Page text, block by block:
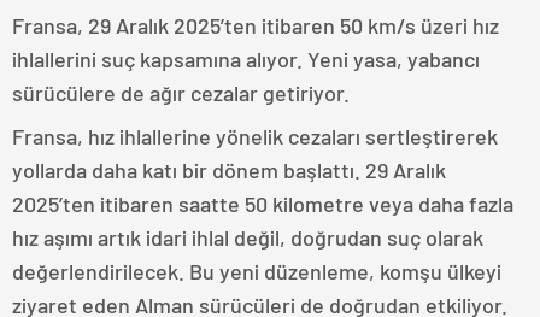
Fransa, 29 Aralık 2025’ten itibaren 50 km/s üzeri hız
ihlallerini suç kapsamına alıyor. Yeni yasa, yabancı
sürücülere de ağır cezalar getiriyor.
Fransa, hız ihlallerine yönelik cezaları sertleştirerek
yollarda daha katı bir dönem başlattı. 29 Aralık
2025’ten itibaren saatte 50 kilometre veya daha fazla
hız aşımı artık idari ihlal değil, doğrudan suç olarak
değerlendirilecek. Bu yeni düzenleme, komşu ülkeyi
ziyaret eden Alman sürücüleri de doğrudan etkiliyor.